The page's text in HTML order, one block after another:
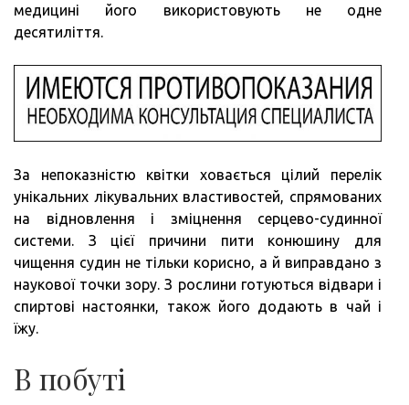
медицині його використовують не одне
десятиліття.
За непоказністю квітки ховається цілий перелік
унікальних лікувальних властивостей, спрямованих
на відновлення і зміцнення серцево-судинної
системи. З цієї причини пити конюшину для
чищення судин не тільки корисно, а й виправдано з
наукової точки зору. З рослини готуються відвари і
спиртові настоянки, також його додають в чай і
їжу.
В побуті